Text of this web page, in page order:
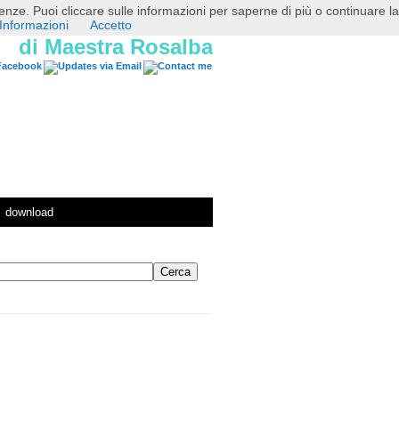
di Maestra Rosalba
download
Puoi cliccare sulle informazioni per saperne di più o continuare la
Accetto